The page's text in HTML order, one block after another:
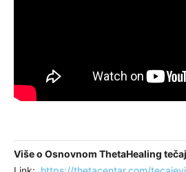
Više o Osnovnom ThetaHealing